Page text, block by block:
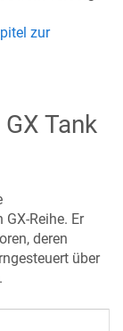
zur
Tank
Reihe. Er
deren
über